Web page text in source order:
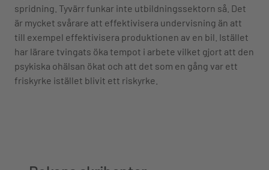
spridning. Tyvärr funkar inte utbildningssektorn så. Det
är mycket svårare att effektivisera undervisning än att
till exempel effektivisera produktionen av en bil. Istället
har lärare tvingats öka tempot i arbete vilket gjort att den
psykiska ohälsan ökat och att det som en gång var ett
friskyrke istället blivit ett riskyrke.